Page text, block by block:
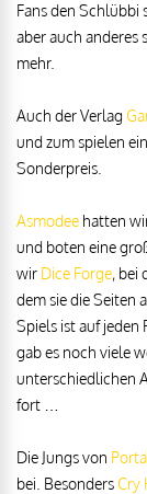
Fans den Schlübbi
aber auch anderes
mehr.
Auch der Verlag
und zum spielen
Sonderpreis.
Asmodee hatten
und boten eine
wir Dice Forge, bei
dem sie die Seiten
Spiels ist auf jeden
gab es noch viele
unterschiedlichen
fort …
Die Jungs von
bei. BesondersCry